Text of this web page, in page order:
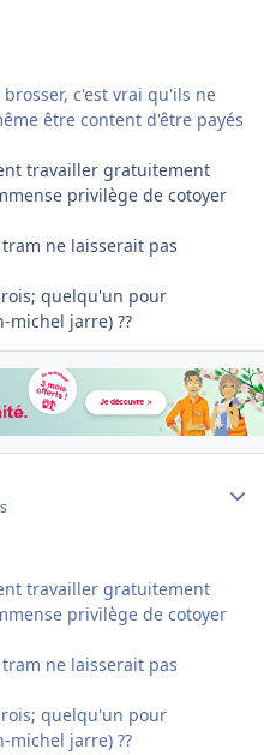
c'est vrai qu'ils ne
être content d'être payés
travailler gratuitement
privilège de cotoyer
ne laisserait pas
quelqu'un pour
michel jarre) ??
travailler gratuitement
privilège de cotoyer
ne laisserait pas
quelqu'un pour
michel jarre) ??